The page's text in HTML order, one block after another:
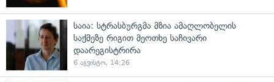
საია: სტრასბურგმა მზია ამაღლობელის
საქმეზე რიგით მეოთხე საჩივარი
დაარეგისტრირა
6 აგვისტო, 14:26